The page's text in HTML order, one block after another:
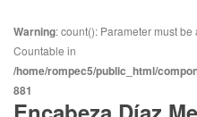
Warning: count(): Parameter must
Countable in
/home/rompec5/public_html/
881